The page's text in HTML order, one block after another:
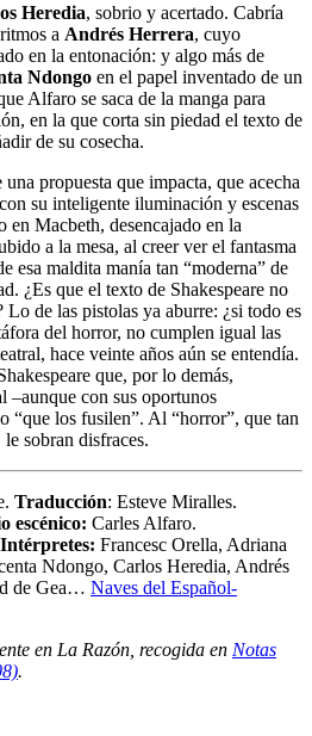
Heredia, sobrio y acertado. Cabría
a Andrés Herrera, cuyo
en la entonación: y algo más de
Ndongo en el papel inventado de un
Alfaro se saca de la manga para
en la que corta sin piedad el texto de
de su cosecha.
propuesta que impacta, que acecha
su inteligente iluminación y escenas
en Macbeth, desencajado en la
a la mesa, al creer ver el fantasma
esa maldita manía tan “moderna” de
¿Es que el texto de Shakespeare no
Lo de las pistolas ya aburre: ¿si todo es
del horror, no cumplen igual las
hace veinte años aún se entendía.
que, por lo demás,
–aunque con sus oportunos
“que los fusilen”. Al “horror”, que tan
sobran disfraces.
Traducción: Esteve Miralles.
escénico: Carles Alfaro.
Intérpretes: Francesc Orella, Adriana
Ndongo, Carlos Heredia, Andrés
de Gea… Naves del Español-
en La Razón, recogida en Notas
.